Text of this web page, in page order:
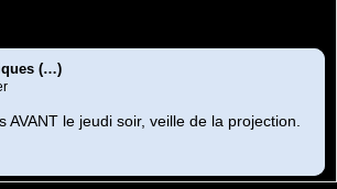
(…)
AVANT le jeudi soir, veille de la projection.